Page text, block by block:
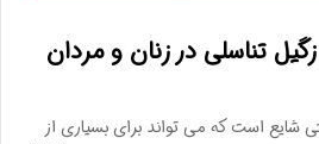
تناسلی در زنان و مردان
شایع است که می تواند برای بسیاری از